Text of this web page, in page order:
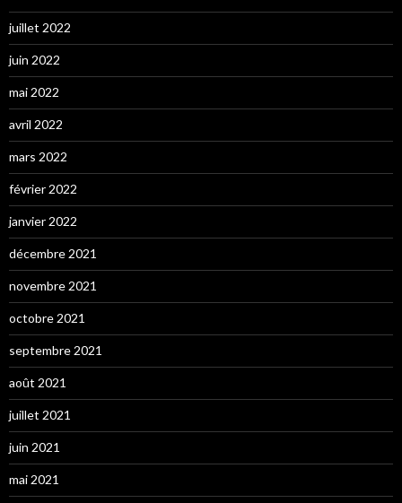
juillet 2022
juin 2022
mai 2022
avril 2022
mars 2022
février 2022
janvier 2022
décembre 2021
novembre 2021
octobre 2021
septembre 2021
août 2021
juillet 2021
juin 2021
mai 2021